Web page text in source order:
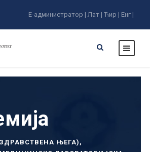
Е-администратор | Лат | Ћир | Енг |
ЊЕГА) ,